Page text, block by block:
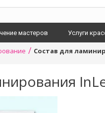
мастеров Услуги
/ Состав для